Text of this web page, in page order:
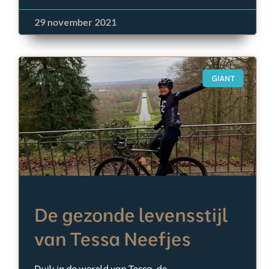
29 november 2021
GIANT
De gezonde levensstijl
van Tessa Neefjes